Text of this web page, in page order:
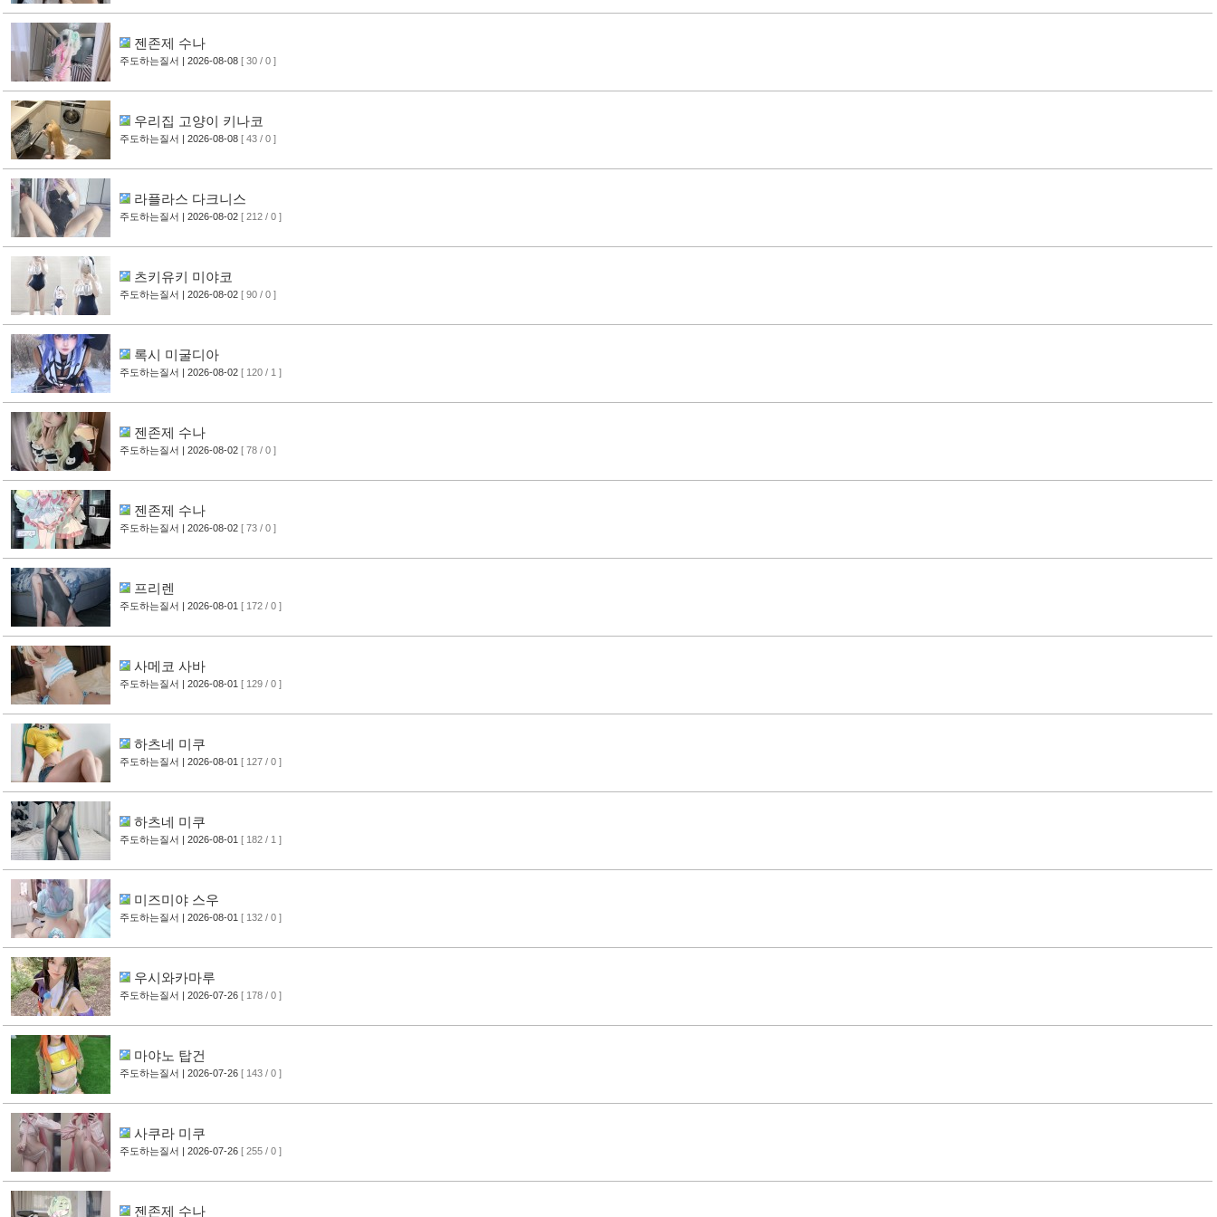
젠존제 수나
주도하는질서 | 2026-08-08 [ 30 / 0 ]
우리집 고양이 키나코
주도하는질서 | 2026-08-08 [ 43 / 0 ]
라플라스 다크니스
주도하는질서 | 2026-08-02 [ 212 / 0 ]
츠키유키 미야코
주도하는질서 | 2026-08-02 [ 90 / 0 ]
록시 미굴디아
주도하는질서 | 2026-08-02 [ 120 / 1 ]
젠존제 수나
주도하는질서 | 2026-08-02 [ 78 / 0 ]
젠존제 수나
주도하는질서 | 2026-08-02 [ 73 / 0 ]
프리렌
주도하는질서 | 2026-08-01 [ 172 / 0 ]
사메코 사바
주도하는질서 | 2026-08-01 [ 129 / 0 ]
하츠네 미쿠
주도하는질서 | 2026-08-01 [ 127 / 0 ]
하츠네 미쿠
주도하는질서 | 2026-08-01 [ 182 / 1 ]
미즈미야 스우
주도하는질서 | 2026-08-01 [ 132 / 0 ]
우시와카마루
주도하는질서 | 2026-07-26 [ 178 / 0 ]
마야노 탑건
주도하는질서 | 2026-07-26 [ 143 / 0 ]
사쿠라 미쿠
주도하는질서 | 2026-07-26 [ 255 / 0 ]
젠존제 수나